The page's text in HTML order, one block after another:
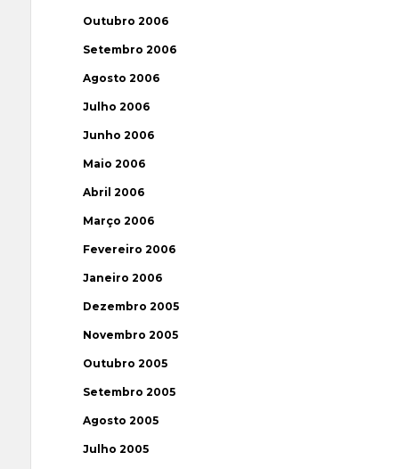
Outubro 2006
Setembro 2006
Agosto 2006
Julho 2006
Junho 2006
Maio 2006
Abril 2006
Março 2006
Fevereiro 2006
Janeiro 2006
Dezembro 2005
Novembro 2005
Outubro 2005
Setembro 2005
Agosto 2005
Julho 2005